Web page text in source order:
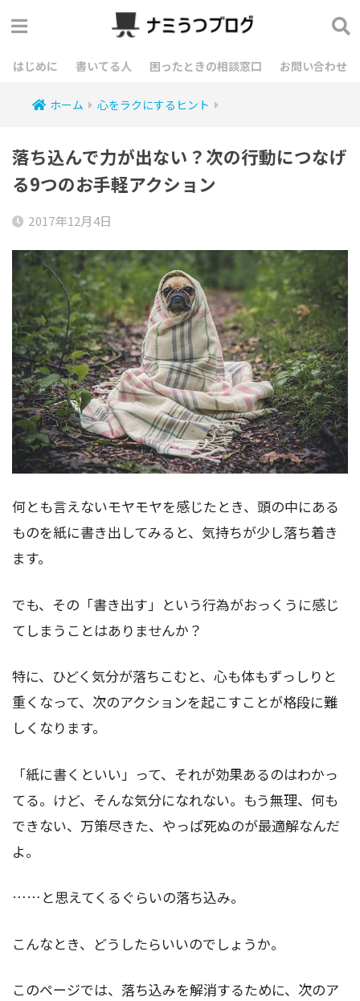
はじめに 書いてる人 困ったときの相談窓口 お問い合わせ
ホーム 心をラクにするヒント
落ち込んで力が出ない？次の行動につなげ
る9つのお手軽アクション
2017年12月4日
何とも言えないモヤモヤを感じたとき、頭の中にある
ものを紙に書き出してみると、気持ちが少し落ち着き
ます。
でも、その「書き出す」という行為がおっくうに感じ
てしまうことはありませんか？
特に、ひどく気分が落ちこむと、心も体もずっしりと
重くなって、次のアクションを起こすことが格段に難
しくなります。
「紙に書くといい」って、それが効果あるのはわかっ
てる。けど、そんな気分になれない。もう無理、何も
できない、万策尽きた、やっぱ死ぬのが最適解なんだ
よ。
……と思えてくるぐらいの落ち込み。
こんなとき、どうしたらいいのでしょうか。
このページでは、落ち込みを解消するために、次のア